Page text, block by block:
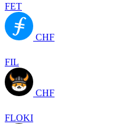
FET
CHF
FIL
CHF
FLOKI